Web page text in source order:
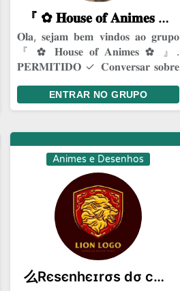
『 ✿⁠ 𝐇𝐨𝐮𝐬𝐞 𝐨𝐟 𝐀𝐧𝐢𝐦𝐞𝐬 ✿⁠ 』
𝐎𝐥𝐚, 𝐬𝐞𝐣𝐚𝐦 𝐛𝐞𝐦 𝐯𝐢𝐧𝐝𝐨𝐬 𝐚𝐨 𝐠𝐫𝐮𝐩𝐨
『 ✿⁠ 𝐇𝐨𝐮𝐬𝐞 𝐨𝐟 𝐀𝐧𝐢𝐦𝐞𝐬 ✿⁠ 』.
𝐏𝐄𝐑𝐌𝐈𝐓𝐈𝐃𝐎 ✓ 𝐂𝐨𝐧𝐯𝐞𝐫𝐬𝐚𝐫 𝐬𝐨𝐛𝐫𝐞
ENTRAR NO GRUPO
Animes e Desenhos
么Rєѕєnhєɪrσѕ dσ cαpѕ Gєєk╰‿╯☕